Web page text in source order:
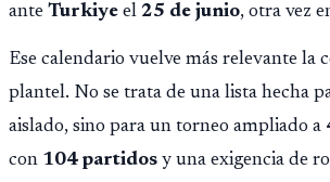
ante Turkiye el 25 de junio, otra vez
Ese calendario vuelve más relevante la
plantel. No se trata de una lista hecha
aislado, sino para un torneo ampliado a
con 104 partidos y una exigencia de